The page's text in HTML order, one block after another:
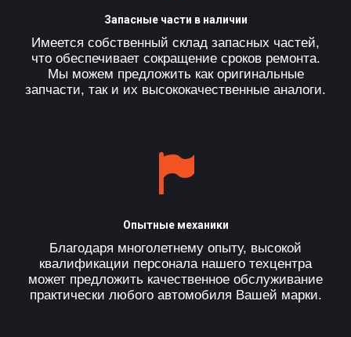
Запасные части в наличии
Имеется собственный склад запасных частей,
что обеспечивает сокращение сроков ремонта.
Мы можем предложить как оригинальные
запчасти, так и их высококачественные аналоги.
Опытные механики
Благодаря многолетнему опыту, высокой
квалификации персонала нашего техцентра
может предложить качественное обслуживание
практически любого автомобиля Вашей марки.